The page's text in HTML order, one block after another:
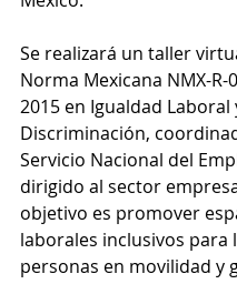
Se realizará un taller
Norma Mexicana NMX-R-
2015 en Igualdad Laboral
Discriminación,
Servicio Nacional del
dirigido al sector
objetivo es promover
laborales inclusivos para
personas en movilidad y